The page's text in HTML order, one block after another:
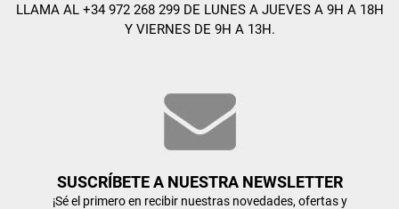
LLAMA AL +34 972 268 299 DE LUNES A JUEVES A 9H A 18H
Y VIERNES DE 9H A 13H.
SUSCRÍBETE A NUESTRA NEWSLETTER
¡Sé el primero en recibir nuestras novedades, ofertas y